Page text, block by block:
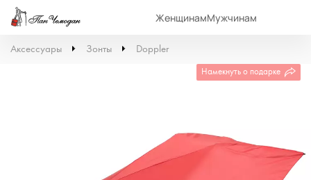
ЖенщинамМужчинам
Аксессуары Зонты Doppler
Намекнуть о подарке